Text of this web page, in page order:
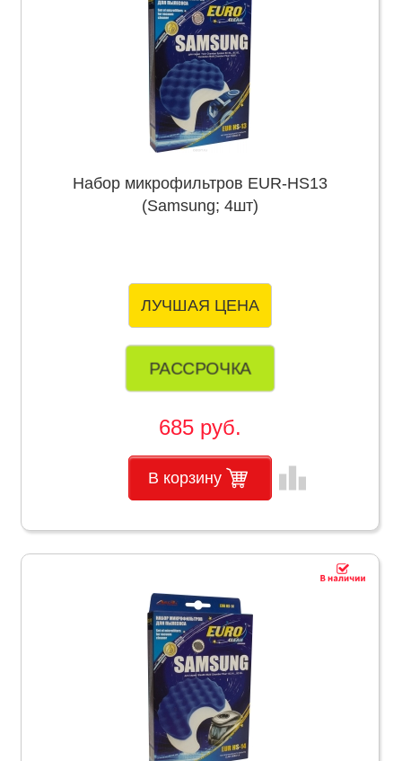
Набор микрофильтров EUR-HS13
(Samsung; 4шт)
ЛУЧШАЯ ЦЕНА
РАССРОЧКА
685 руб.
В корзину leaderboard